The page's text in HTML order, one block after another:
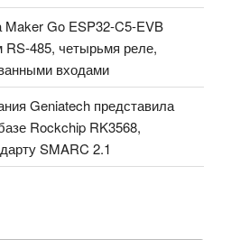
Maker Go ESP32-C5-EVB
485, четырьмя реле,
входами
Geniatech представила
Rockchip RK3568,
SMARC 2.1